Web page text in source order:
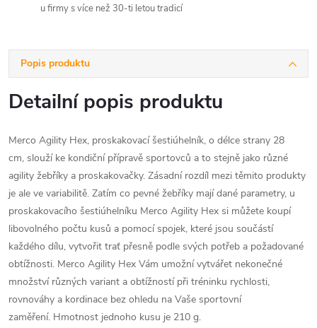
u firmy s více než 30-ti letou tradicí
Popis produktu
Detailní popis produktu
Merco Agility Hex, proskakovací šestiúhelník, o délce strany 28
cm, slouží ke kondiční přípravě sportovců a to stejně jako různé
agility žebříky a proskakovačky. Zásadní rozdíl mezi těmito produkty
je ale ve variabilitě. Zatím co pevné žebříky mají dané parametry, u
proskakovacího šestiúhelníku Merco Agility Hex si můžete koupí
libovolného počtu kusů a pomocí spojek, které jsou součástí
každého dílu, vytvořit trať přesně podle svých potřeb a požadované
obtížnosti. Merco Agility Hex Vám umožní vytvářet nekonečné
množství různých variant a obtížností při tréninku rychlosti,
rovnováhy a kordinace bez ohledu na Vaše sportovní
zaměření. Hmotnost jednoho kusu je 210 g.